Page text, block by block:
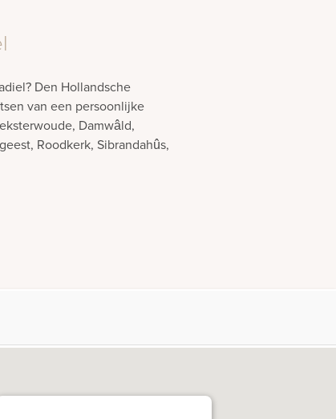
Den Hollandsche
van een persoonlijke
Damwâld,
Roodkerk, Sibrandahûs,